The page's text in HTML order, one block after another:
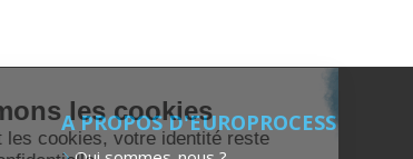
A PROPOS D'EUROPROCESS
Nous aimons les
cookies
En acceptant les cookies, votre